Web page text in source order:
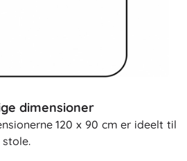
dimensioner
120 x 90 cm er ideelt til